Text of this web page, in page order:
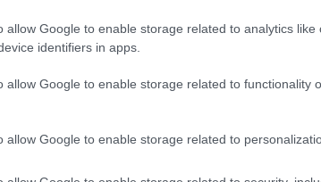
allow Google to enable storage related to analytics like
identifiers in apps.
allow Google to enable storage related to functionality
allow Google to enable storage related to
εκδοτικός οίκος
ο Lonely Planet, όταν λέει low budget
καφέδων και ποτών
Οι Έλληνες όταν λέμε low budget
τα πραγματικά low budget ταξίδια στη